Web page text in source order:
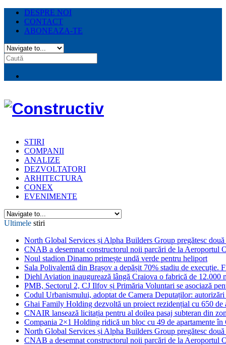
DESPRE NOI
CONTACT
ABONEAZA-TE
STIRI
COMPANII
ANALIZE
DEZVOLTATORI
ARHITECTURA
CONEX
EVENIMENTE
Ultimele stiri
North Global Services și Alpha Builders Group pregătesc
CNAB a desemnat constructorul noii parcări de la Aeroportul
Noul stadion Dinamo primește undă verde pentru heliport
Sala Polivalentă din Brașov a depășit 70% stadiu de execuție.
Diehl Aviation inaugurează lângă Craiova o fabrică de 12.000
PMB, Sectorul 2, CJ Ilfov și Primăria Voluntari se asociază
Codul Urbanismului, adoptat de Camera Deputaților:
Ghai Family Holding dezvoltă un proiect rezidențial cu 650 de
CNAIR lansează licitația pentru al doilea pasaj subteran din
Compania 2×1 Holding ridică un bloc cu 49 de apartamente în
North Global Services și Alpha Builders Group pregătesc
CNAB a desemnat constructorul noii parcări de la Aeroportul